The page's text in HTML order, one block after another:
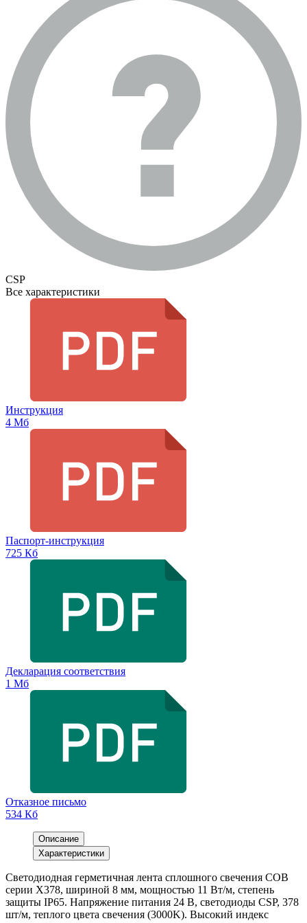
CSP
Все характеристики
Инструкция
4 Мб
Паспорт-инструкция
725 Кб
Декларация соответствия
1 Мб
Отказное письмо
534 Кб
Описание
Характеристики
Светодиодная герметичная лента сплошного свечения COB
серии X378, шириной 8 мм, мощностью 11 Вт/м, степень
защиты IP65. Напряжение питания 24 В, светодиоды CSP, 378
шт/м, теплого цвета свечения (3000K). Высокий индекс